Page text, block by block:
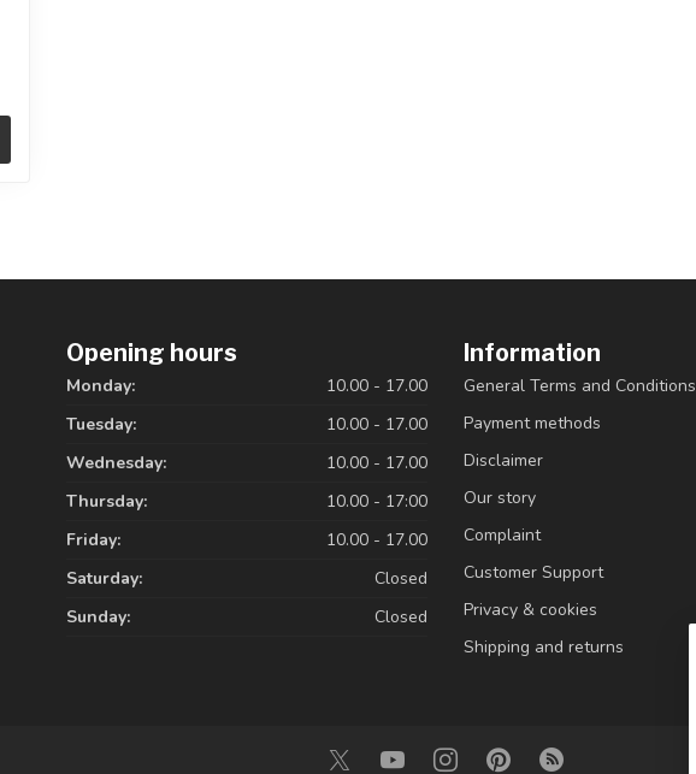
Opening hours
Monday:
10.00 - 17.00
Tuesday:
10.00 - 17.00
Wednesday:
10.00 - 17.00
Thursday:
10.00 - 17:00
Friday:
10.00 - 17.00
Saturday:
Closed
Sunday:
Closed
Information
General Terms and Conditions
Payment methods
Disclaimer
Our story
Complaint
Customer Support
Privacy & cookies
Shipping and returns